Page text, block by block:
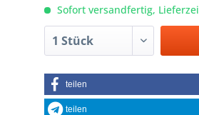
Sofort versandfertig,
teilen
teilen